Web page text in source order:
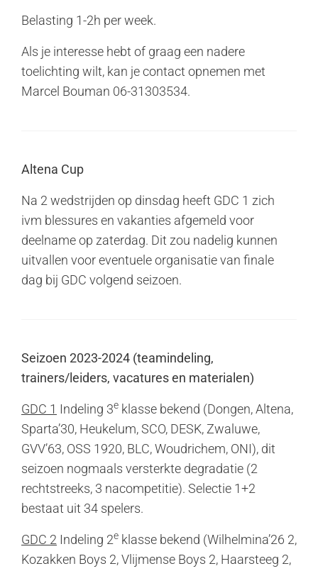
Belasting 1-2h per week.
Als je interesse hebt of graag een nadere
toelichting wilt, kan je contact opnemen met
Marcel Bouman 06-31303534.
Altena Cup
Na 2 wedstrijden op dinsdag heeft GDC 1 zich
ivm blessures en vakanties afgemeld voor
deelname op zaterdag. Dit zou nadelig kunnen
uitvallen voor eventuele organisatie van finale
dag bij GDC volgend seizoen.
Seizoen 2023-2024 (teamindeling,
trainers/leiders, vacatures en materialen)
GDC 1 Indeling 3e klasse bekend (Dongen, Altena,
Sparta’30, Heukelum, SCO, DESK, Zwaluwe,
GVV’63, OSS 1920, BLC, Woudrichem, ONI), dit
seizoen nogmaals versterkte degradatie (2
rechtstreeks, 3 nacompetitie). Selectie 1+2
bestaat uit 34 spelers.
GDC 2 Indeling 2e klasse bekend (Wilhelmina’26 2,
Kozakken Boys 2, Vlijmense Boys 2, Haarsteeg 2,